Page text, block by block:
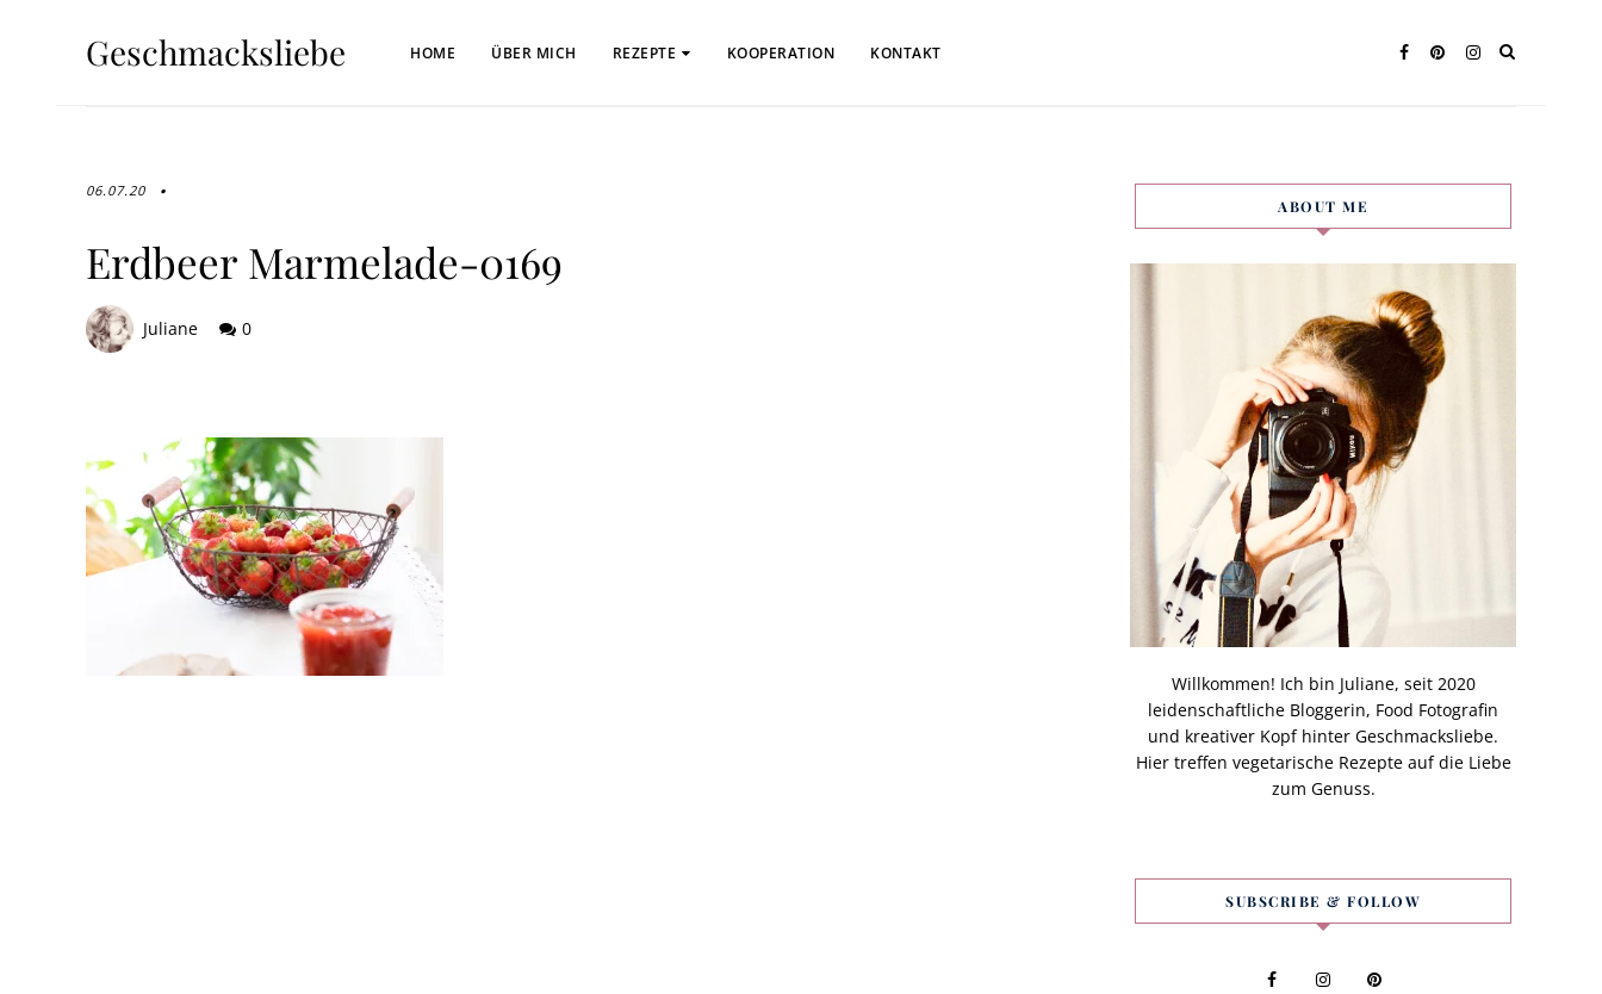
Geschmacksliebe HOME ÜBER MICH REZEPTE KOOPERATION KONTAKT
06.07.20
Erdbeer Marmelade-0169
Juliane 0
ABOUT ME
Willkommen! Ich bin Juliane, seit 2020
leidenschaftliche Bloggerin, Food Fotografin
und kreativer Kopf hinter Geschmacksliebe.
Hier treffen vegetarische Rezepte auf die Liebe
zum Genuss.
SUBSCRIBE & FOLLOW